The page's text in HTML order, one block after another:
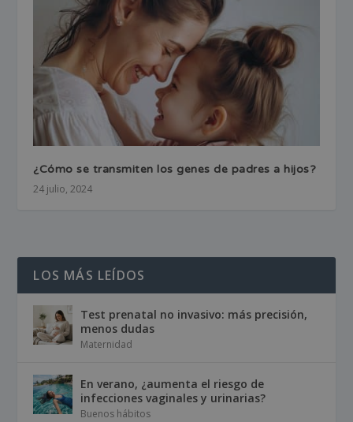
¿Cómo se transmiten los genes de padres a hijos?
24 julio, 2024
LOS MÁS LEÍDOS
Test prenatal no invasivo: más precisión,
menos dudas
Maternidad
En verano, ¿aumenta el riesgo de
infecciones vaginales y urinarias?
Buenos hábitos